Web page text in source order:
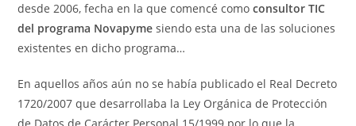
desde 2006, fecha en la que comencé comoconsultor TIC
del programa Novapyme siendo esta una de las soluciones
existentes en dicho programa…
En aquellos años aún no se había publicado el Real Decreto
1720/2007 que desarrollaba la Ley Orgánica de Protección